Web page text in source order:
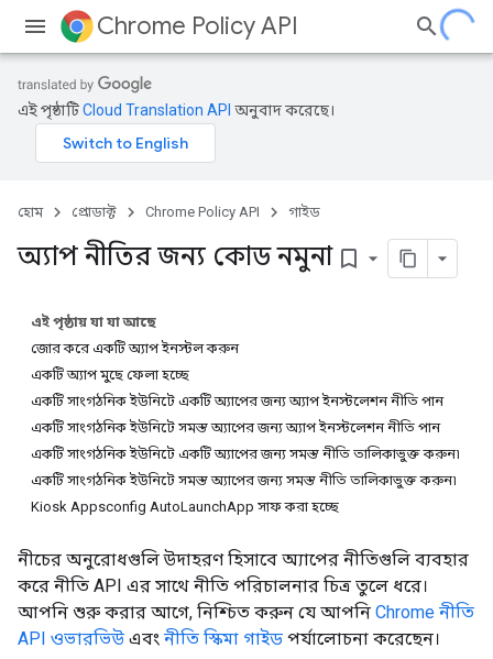
Chrome Policy API
এই পৃষ্ঠাটিCloud Translation API অনুবাদ করেছে।
হোম প্রোডাক্ট Chrome Policy API গাইড
অ্যাপ নীতির জন্য কোড নমুনা bookmark_border
এই পৃষ্ঠায় যা যা আছে
জোর করে একটি অ্যাপ ইনস্টল করুন
একটি অ্যাপ মুছে ফেলা হচ্ছে
একটি সাংগঠনিক ইউনিটে একটি অ্যাপের জন্য অ্যাপ ইনস্টলেশন নীতি পান
একটি সাংগঠনিক ইউনিটে সমস্ত অ্যাপের জন্য অ্যাপ ইনস্টলেশন নীতি পান
একটি সাংগঠনিক ইউনিটে একটি অ্যাপের জন্য সমস্ত নীতি তালিকাভুক্ত করুন৷
একটি সাংগঠনিক ইউনিটে সমস্ত অ্যাপের জন্য সমস্ত নীতি তালিকাভুক্ত করুন৷
Kiosk Appsconfig AutoLaunchApp সাফ করা হচ্ছে
নীচের অনুরোধগুলি উদাহরণ হিসাবে অ্যাপের নীতিগুলি ব্যবহার
করে নীতি API এর সাথে নীতি পরিচালনার চিত্র তুলে ধরে।
আপনি শুরু করার আগে, নিশ্চিত করুন যে আপনি Chrome নীতি
API ওভারভিউ এবং নীতি স্কিমা গাইড পর্যালোচনা করেছেন।